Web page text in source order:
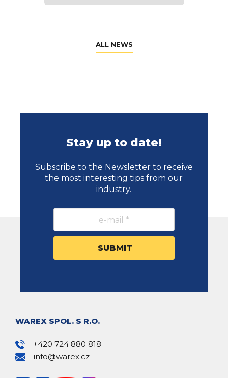
ALL NEWS
Stay up to date!
Subscribe to the Newsletter to receive
the most interesting tips from our
industry.
WAREX SPOL. S R.O.
+420 724 880 818
info@warex.cz